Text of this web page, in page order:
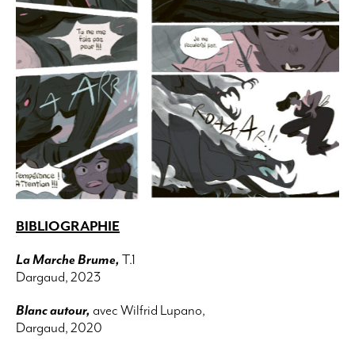
BIBLIOGRAPHIE
La Marche Brume, T.1
Dargaud, 2023
Blanc autour, avec Wilfrid Lupano,
Dargaud, 2020